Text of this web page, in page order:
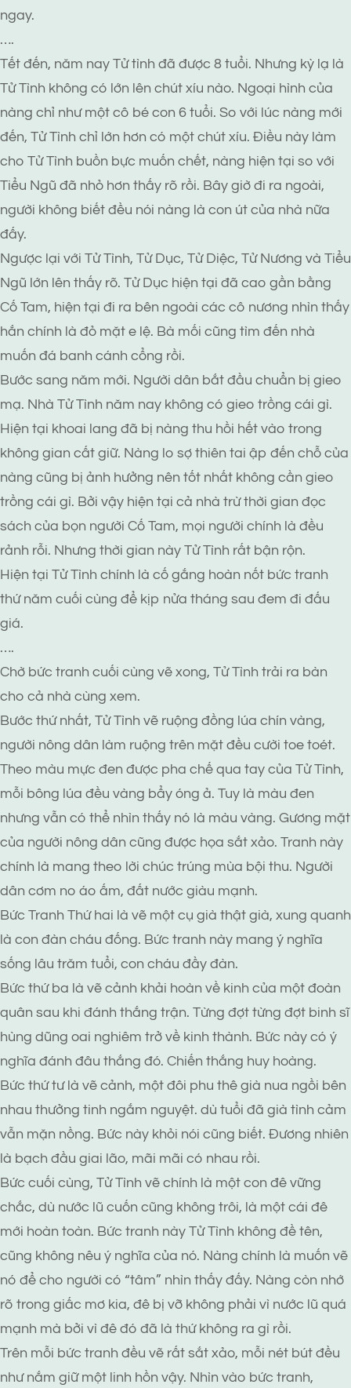
ngay.
….
Tết đến, năm nay Tử tình đã được 8 tuổi. Nhưng kỳ lạ là
Tử Tình không có lớn lên chút xíu nào. Ngoại hình của
nàng chỉ như một cô bé con 6 tuổi. So với lúc nàng mới
đến, Tử Tình chỉ lớn hơn có một chút xíu. Điều này làm
cho Tử Tình buồn bực muốn chết, nàng hiện tại so với
Tiểu Ngũ đã nhỏ hơn thấy rõ rồi. Bây giờ đi ra ngoài,
người không biết đều nói nàng là con út của nhà nữa
đấy.
Ngược lại với Tử Tình, Tử Dục, Tử Diệc, Tử Nương và Tiểu
Ngũ lớn lên thấy rõ. Tử Dục hiện tại đã cao gần bằng
Cố Tam, hiện tại đi ra bên ngoài các cô nương nhìn thấy
hắn chính là đỏ mặt e lệ. Bà mối cũng tìm đến nhà
muốn đá banh cánh cổng rồi.
Bước sang năm mới. Người dân bắt đầu chuẩn bị gieo
mạ. Nhà Tử Tình năm nay không có gieo trồng cái gì.
Hiện tại khoai lang đã bị nàng thu hồi hết vào trong
không gian cất giữ. Nàng lo sợ thiên tai ập đến chỗ của
nàng cũng bị ảnh hưởng nên tốt nhất không cần gieo
trồng cái gì. Bởi vậy hiện tại cả nhà trừ thời gian đọc
sách của bọn người Cố Tam, mọi người chính là đều
rảnh rỗi. Nhưng thời gian này Tử Tình rất bận rộn.
Hiện tại Tử Tình chính là cố gắng hoàn nốt bức tranh
thứ năm cuối cùng để kịp nửa tháng sau đem đi đấu
giá.
….
Chờ bức tranh cuối cùng vẽ xong, Tử Tình trải ra bàn
cho cả nhà cùng xem.
Bước thứ nhất, Tử Tình vẽ ruộng đồng lúa chín vàng,
người nông dân làm ruộng trên mặt đều cười toe toét.
Theo màu mực đen được pha chế qua tay của Tử Tình,
mỗi bông lúa đều vàng bẩy óng ả. Tuy là màu đen
nhưng vẫn có thể nhìn thấy nó là màu vàng. Gương mặt
của người nông dân cũng được họa sắt xảo. Tranh này
chính là mang theo lời chúc trúng mùa bội thu. Người
dân cơm no áo ấm, đất nước giàu mạnh.
Bức Tranh Thứ hai là vẽ một cụ già thật già, xung quanh
là con đàn cháu đống. Bức tranh này mang ý nghĩa
sống lâu trăm tuổi, con cháu đầy đàn.
Bức thứ ba là vẽ cảnh khải hoàn về kinh của một đoàn
quân sau khi đánh thắng trận. Từng đợt từng đợt binh sĩ
hùng dũng oai nghiêm trở về kinh thành. Bức này có ý
nghĩa đánh đâu thắng đó. Chiến thắng huy hoàng.
Bức thứ tư là vẽ cảnh, một đôi phu thê già nua ngồi bên
nhau thưởng tinh ngắm nguyệt. dù tuổi đã già tình cảm
vẫn mặn nồng. Bức này khỏi nói cũng biết. Đương nhiên
là bạch đầu giai lão, mãi mãi có nhau rồi.
Bức cuối cùng, Tử Tình vẽ chính là một con đê vững
chắc, dù nước lũ cuốn cũng không trôi, là một cái đê
mới hoàn toàn. Bức tranh này Tử Tình không đề tên,
cũng không nêu ý nghĩa của nó. Nàng chính là muốn vẽ
nó để cho người có “tâm” nhìn thấy đấy. Nàng còn nhớ
rõ trong giấc mơ kia, đê bị vỡ không phải vì nước lũ quá
mạnh mà bởi vì đê đó đã là thứ không ra gì rồi.
Trên mỗi bức tranh đều vẽ rất sắt xảo, mỗi nét bút đều
như nắm giữ một linh hồn vậy. Nhìn vào bức tranh,